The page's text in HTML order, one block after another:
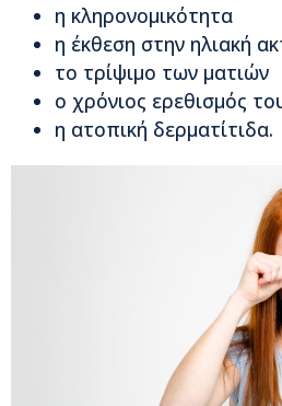
η κληρονομικότητα
η έκθεση στην ηλιακή
το τρίψιμο των ματιών
ο χρόνιος ερεθισμός
η ατοπική δερματίτιδα.